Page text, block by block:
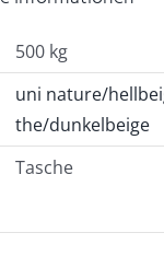
500 kg
uni nature/
the/dunkelbeige
Tasche